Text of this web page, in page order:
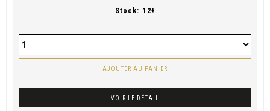
Stock: 12+
AJOUTER AU PANIER
VOIR LE DÉTAIL